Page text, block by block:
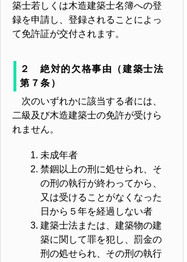
築士若しくは木造建築士名簿への登
録を申請し、登録されることによっ
て免許証が交付されます。
２ 絶対的欠格事由（建築士法
第７条）
次のいずれかに該当する者には、
二級及び木造建築士の免許が受けら
れません。
未成年者
禁錮以上の刑に処せられ、そ
の刑の執行が終わってから、
又は受けることがなくなった
日から５年を経過しない者
建築士法または、建築物の建
築に関して罪を犯し、罰金の
刑の処せられ、その刑の執行